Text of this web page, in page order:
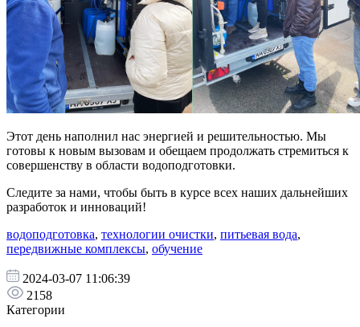
Этот день наполнил нас энергией и решительностью. Мы
готовы к новым вызовам и обещаем продолжать стремиться к
совершенству в области водоподготовки.
Следите за нами, чтобы быть в курсе всех наших дальнейших
разработок и инноваций!
водоподготовка, технологии очистки, питьевая вода,
передвижные комплексы, обучение
2024-03-07 11:06:39
2158
Категории